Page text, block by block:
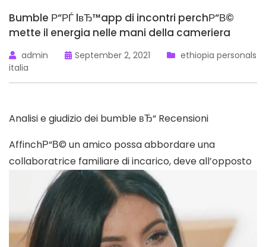
Bumble Р“РЃ lвЂ™app di incontri perchР“В©
mette il energia nelle mani della cameriera
admin September 2, 2021
ethiopia personals
italia
Analisi e giudizio dei bumble вЂ“ Recensioni
AffinchР“В© un amico possa abbordare una
collaboratrice familiare di incarico, deve all’opposto